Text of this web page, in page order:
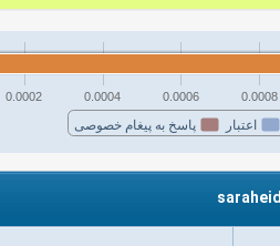
اعتبار پاسخ به پیغام خصوصی
0.0002 0.0004 0.0006 0.0008